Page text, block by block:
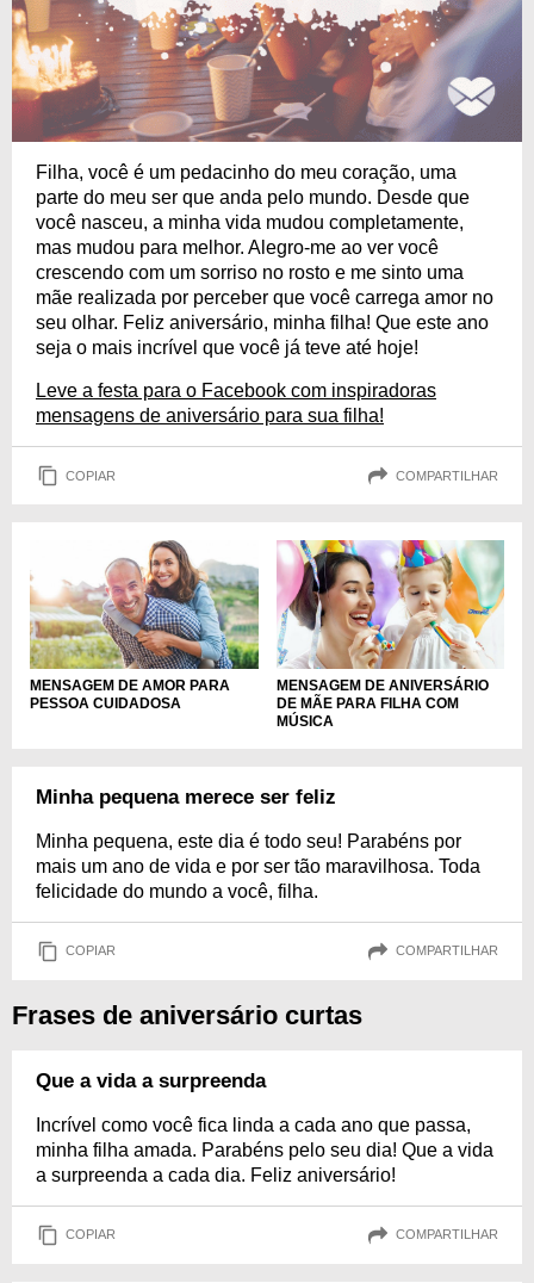
Filha, você é um pedacinho do meu coração, uma
parte do meu ser que anda pelo mundo. Desde que
você nasceu, a minha vida mudou completamente,
mas mudou para melhor. Alegro-me ao ver você
crescendo com um sorriso no rosto e me sinto uma
mãe realizada por perceber que você carrega amor no
seu olhar. Feliz aniversário, minha filha! Que este ano
seja o mais incrível que você já teve até hoje!
Leve a festa para o Facebook com inspiradoras
mensagens de aniversário para sua filha!
COPIAR COMPARTILHAR
MENSAGEM DE AMOR PARA
PESSOA CUIDADOSA
MENSAGEM DE ANIVERSÁRIO
DE MÃE PARA FILHA COM
MÚSICA
Minha pequena merece ser feliz
Minha pequena, este dia é todo seu! Parabéns por
mais um ano de vida e por ser tão maravilhosa. Toda
felicidade do mundo a você, filha.
COPIAR COMPARTILHAR
Frases de aniversário curtas
Que a vida a surpreenda
Incrível como você fica linda a cada ano que passa,
minha filha amada. Parabéns pelo seu dia! Que a vida
a surpreenda a cada dia. Feliz aniversário!
COPIAR COMPARTILHAR